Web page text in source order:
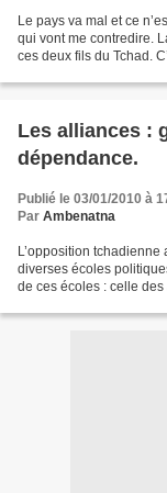
Le pays va mal et ce
qui vont me contredire.
ces deux fils du Tchad.
Les alliances :
dépendance.
Publié le 03/01/2010 à
Par Ambenatna
L’opposition
diverses écoles
de ces écoles : celle